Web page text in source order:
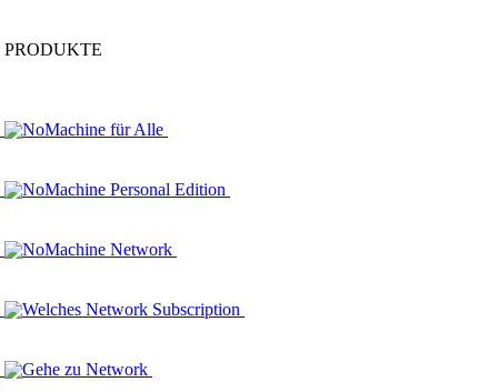
PRODUKTE
NoMachine für Alle
NoMachine Personal Edition
NoMachine Network
Welches Network Subscription
Gehe zu Network